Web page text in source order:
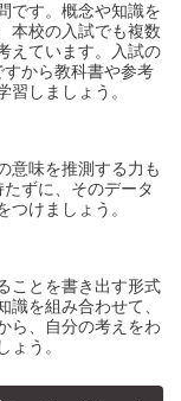
です。概念や知識を
本校の入試でも複数
えています。入試の
から教科書や参考
しましょう。
意味を推測する力も
ずに、そのデータ
けましょう。
ことを書き出す形式
を組み合わせて、
ら、自分の考えをわ
う。